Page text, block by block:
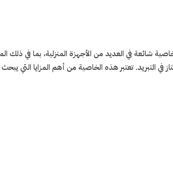
شائعة في العديد من الأجهزة المنزلية، بما في ذلك
في التبريد. تعتبر هذه الخاصية من أهم المزايا التي